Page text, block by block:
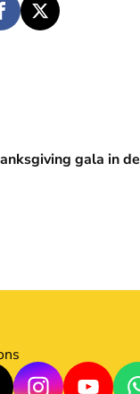
in de Basiliek 🪩
gala in de